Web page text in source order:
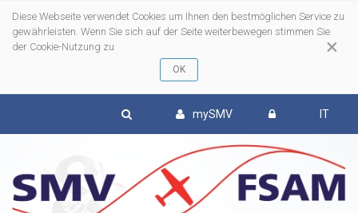
×
Diese Webseite verwendet Cookies um Ihnen den bestmöglichen Service zu
gewährleisten. Wenn Sie sich auf der Seite weiterbewegen stimmen Sie
der Cookie-Nutzung zu
mySMV IT